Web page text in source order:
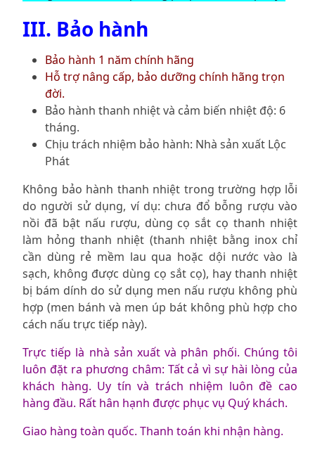
III. Bảo hành
Bảo hành 1 năm chính hãng
Hỗ trợ nâng cấp, bảo dưỡng chính hãng trọn
đời.
Bảo hành thanh nhiệt và cảm biến nhiệt độ: 6
tháng.
Chịu trách nhiệm bảo hành: Nhà sản xuất Lộc
Phát
Không bảo hành thanh nhiệt trong trường hợp lỗi
do người sử dụng, ví dụ: chưa đổ bỗng rượu vào
nồi đã bật nấu rượu, dùng cọ sắt cọ thanh nhiệt
làm hỏng thanh nhiệt (thanh nhiệt bằng inox chỉ
cần dùng rẻ mềm lau qua hoặc dội nước vào là
sạch, không được dùng cọ sắt cọ), hay thanh nhiệt
bị bám dính do sử dụng men nấu rượu không phù
hợp (men bánh và men úp bát không phù hợp cho
cách nấu trực tiếp này).
Trực tiếp là nhà sản xuất và phân phối. Chúng tôi
luôn đặt ra phương châm: Tất cả vì sự hài lòng của
khách hàng. Uy tín và trách nhiệm luôn đề cao
hàng đầu. Rất hân hạnh được phục vụ Quý khách.
Giao hàng toàn quốc. Thanh toán khi nhận hàng.